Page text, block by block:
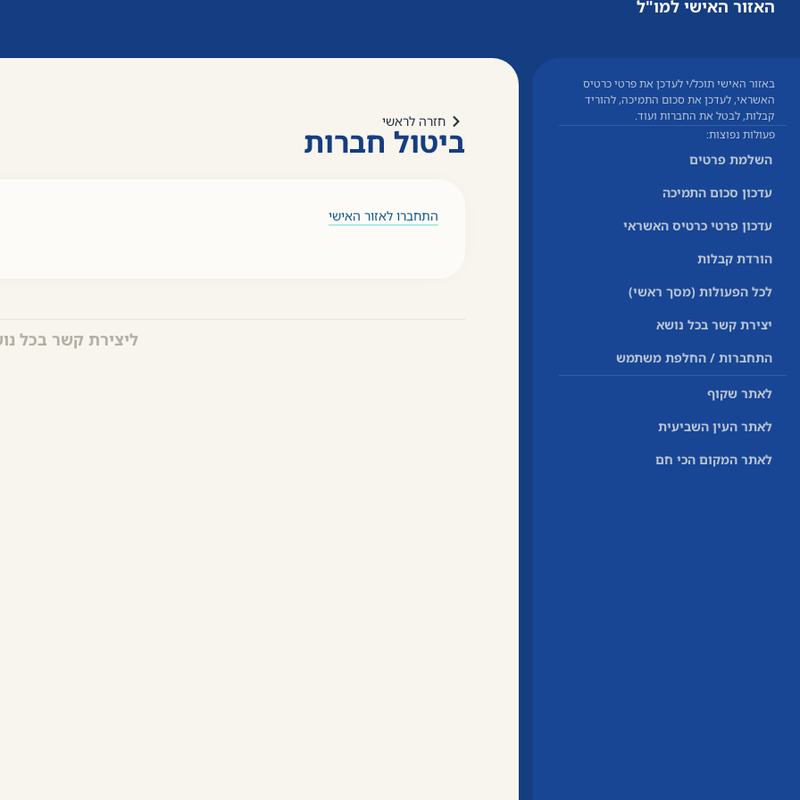
האזור האישי למו"ל
באזור האישי תוכל/י לעדכן את פרטי כרטיס
האשראי, לעדכן את סכום התמיכה, להוריד
קבלות, לבטל את החברות ועוד.
פעולות נפוצות:
השלמת פרטים
עדכון סכום התמיכה
עדכון פרטי כרטיס האשראי
הורדת קבלות
לכל הפעולות (מסך ראשי)
יצירת קשר בכל נושא
התחברות / החלפת משתמש
לאתר שקוף
לאתר העין השביעית
לאתר המקום הכי חם
חזרה לראשי
ביטול חברות
התחברו לאזור האישי
ליצירת קשר בכל